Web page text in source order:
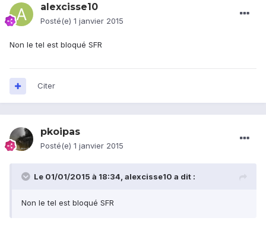
alexcisse10
Posté(e) 1 janvier 2015
Non le tel est bloqué SFR
Citer
pkoipas
Posté(e) 1 janvier 2015
Le 01/01/2015 à 18:34, alexcisse10 a dit :
Non le tel est bloqué SFR